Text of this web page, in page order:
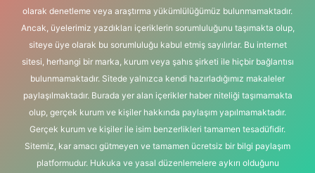
olarak denetleme veya araştırma yükümlülüğümüz bulunmamaktadır.
Ancak, üyelerimiz yazdıkları içeriklerin sorumluluğunu taşımakta olup,
siteye üye olarak bu sorumluluğu kabul etmiş sayılırlar. Bu internet
sitesi, herhangi bir marka, kurum veya şahıs şirketi ile hiçbir bağlantısı
bulunmamaktadır. Sitede yalnızca kendi hazırladığımız makaleler
paylaşılmaktadır. Burada yer alan içerikler haber niteliği taşımamakta
olup, gerçek kurum ve kişiler hakkında paylaşım yapılmamaktadır.
Gerçek kurum ve kişiler ile isim benzerlikleri tamamen tesadüfidir.
Sitemiz, kar amacı gütmeyen ve tamamen ücretsiz bir bilgi paylaşım
platformudur. Hukuka ve yasal düzenlemelere aykırı olduğunu